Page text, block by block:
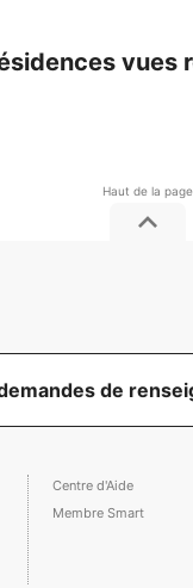
vues
de
Centre d'Aide
Membre Smart